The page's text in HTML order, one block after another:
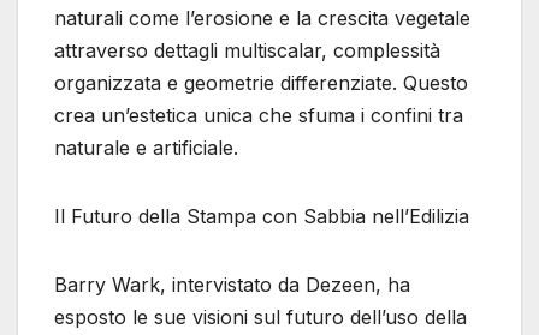
naturali come l’erosione e la crescita vegetale
attraverso dettagli multiscalar, complessità
organizzata e geometrie differenziate. Questo
crea un’estetica unica che sfuma i confini tra
naturale e artificiale.
Il Futuro della Stampa con Sabbia nell’Edilizia
Barry Wark, intervistato da Dezeen, ha
esposto le sue visioni sul futuro dell’uso della